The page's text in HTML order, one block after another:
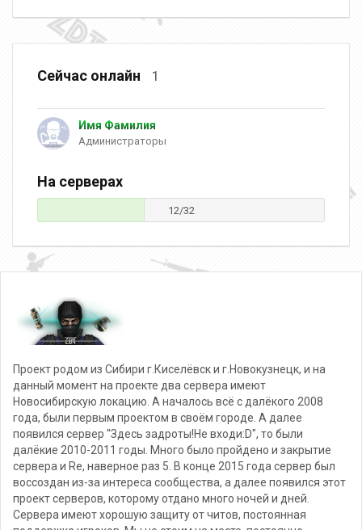
Сейчас онлайн 1
Имя Фамилия
Администраторы
На серверах
12/32
Проект родом из Сибири г.Киселёвск и г.Новокузнецк, и на
данный момент на проекте два сервера имеют
Новосибирскую локацию. А началось всё с далёкого 2008
года, были первым проектом в своём городе. А далее
появился сервер "Здесь задроты!Не входи:D", то были
далёкие 2010-2011 годы. Много было пройдено и закрытие
сервера и Re, наверное раз 5. В конце 2015 года сервер был
воссоздан из-за интереса сообщества, а далее появился этот
проект серверов, которому отдано много ночей и дней.
Сервера имеют хорошую защиту от читов, постоянная